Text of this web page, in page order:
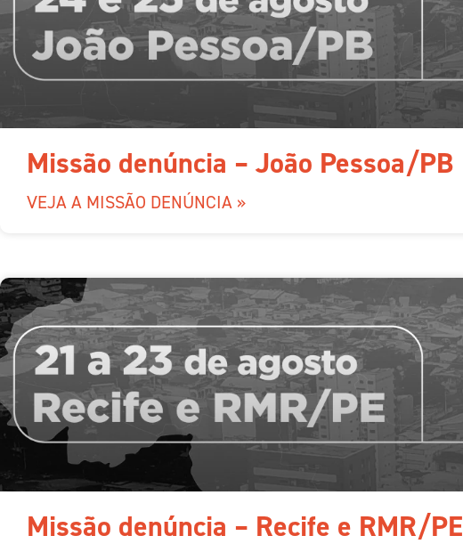
Missão denúncia – João Pessoa/PB
VEJA A MISSÃO DENÚNCIA »
Missão denúncia – Recife e RMR/PE